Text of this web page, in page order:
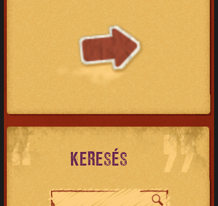
KERESÉS